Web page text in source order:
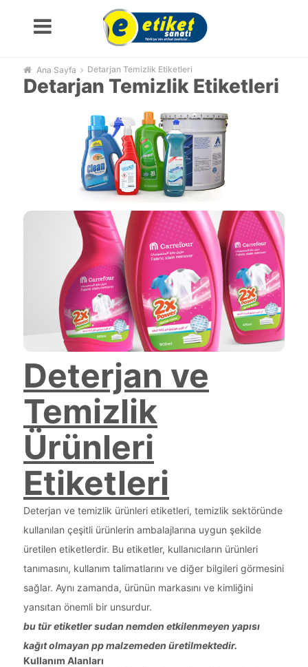
Ana Sayfa Detarjan Temizlik Etiketleri
Detarjan Temizlik Etiketleri
Deterjan ve
Temizlik
Ürünleri
Etiketleri
Deterjan ve temizlik ürünleri etiketleri, temizlik sektöründe
kullanılan çeşitli ürünlerin ambalajlarına uygun şekilde
üretilen etiketlerdir. Bu etiketler, kullanıcıların ürünleri
tanımasını, kullanım talimatlarını ve diğer bilgileri görmesini
sağlar. Aynı zamanda, ürünün markasını ve kimliğini
yansıtan önemli bir unsurdur.
bu tür etiketler sudan nemden etkilenmeyen yapısı
kağıt olmayan pp malzemeden üretilmektedir.
Kullanım Alanları